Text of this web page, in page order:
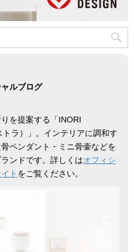
ルブログ
を提案する「INORI
ラ）」。インテリアに調和す
ペンダント・ミニ骨壷などを
ンドです。詳しくはオフィシ
ト をご覧ください。